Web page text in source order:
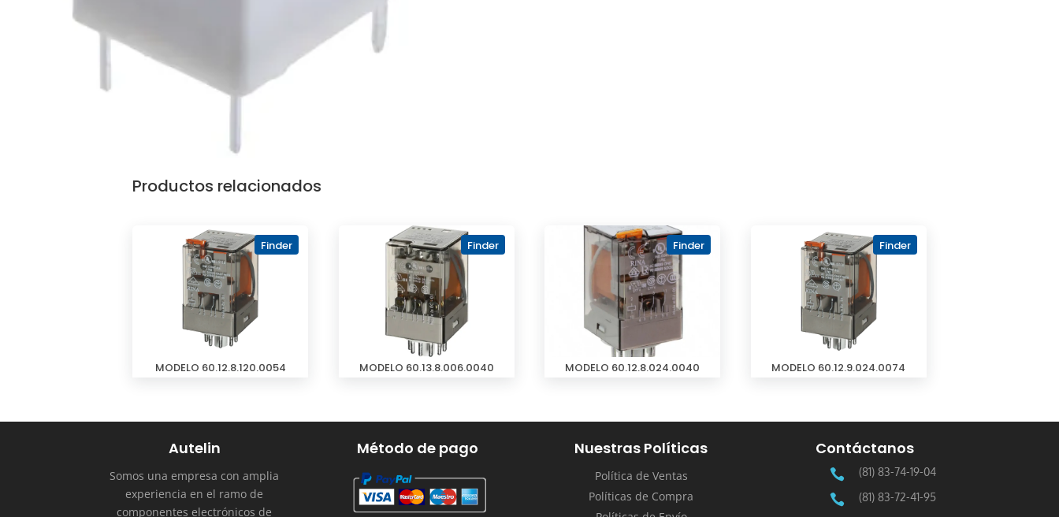
Productos relacionados
Finder
MODELO 60.12.8.120.0054
Finder
MODELO 60.13.8.006.0040
Finder
MODELO 60.12.8.024.0040
Finder
MODELO 60.12.9.024.0074
Autelin
Somos una empresa con amplia
experiencia en el ramo de
componentes electrónicos de
Método de pago Nuestras Políticas
Política de Ventas
Políticas de Compra
Contáctanos
 (81) 83-74-19-04

(81) 83-72-41-95